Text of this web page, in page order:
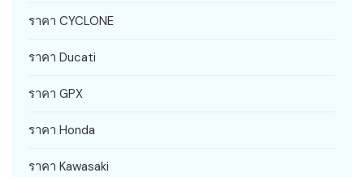
ราคา CYCLONE
ราคา Ducati
ราคา GPX
ราคา Honda
ราคา Kawasaki